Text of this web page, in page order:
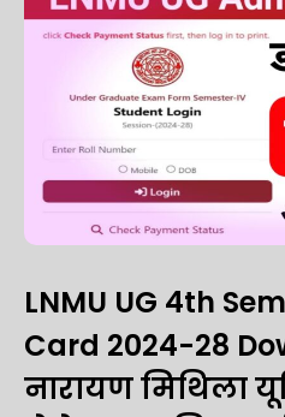
LNMU UG 4th
Card 2024-28
नारायण मिथिला